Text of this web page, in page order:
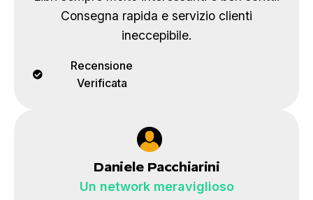
Consegna rapida e servizio clienti
ineccepibile.
Recensione
Verificata
Daniele Pacchiarini
Un network meraviglioso